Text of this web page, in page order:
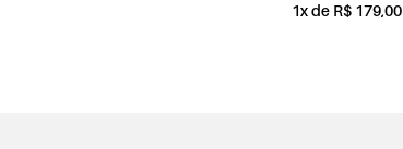
1x de R$ 179,00